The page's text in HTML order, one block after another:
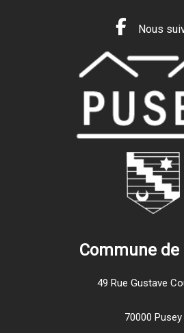
Nous
Commune de
49 Rue Gustave
70000 Pusey